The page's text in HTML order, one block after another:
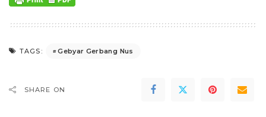
TAGS: Gebyar Gerbang Nus
SHARE ON